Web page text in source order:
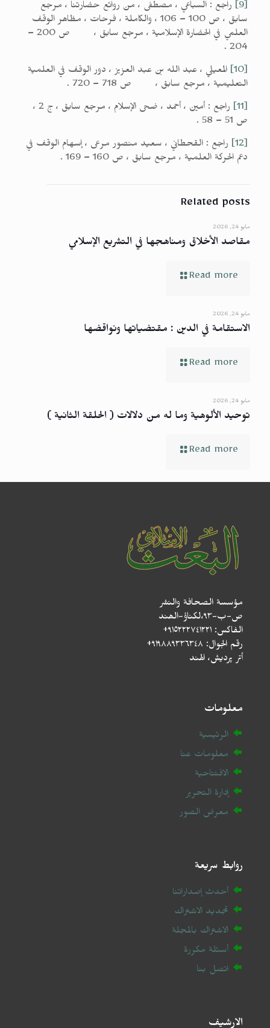
[9]
راجع : السباعي ، مصطفى ، من روائع حضارتنا ، مرجع
سابق ، ص 100 – 106 ، والكاملة ، فرحات ، مظاهر الوقف
العلمي في الحضارة الإسلامية ، مرجع سابق ، ص 200 –
204 .
[10]
المعيلي ، عبد الله بن عبد العزيز ، دور الوقف في العلمية
التعليمية ، مرجع سابق ، ص 718 – 720 .
[11]
راجع : أمين ، أحمد ، ضحى الإسلام ، مرجع سابق ، ج 2 ،
ص 51 – 58 .
[12]
راجع : القحطاني ، سعيد منصور مرعى ، إسهام الوقف في
دعم الحركة العلمية ، مرجع سابق ، ص 160 – 169 .
Related posts
مايو 24, 2026
مقاصد الأخلاق ومناهجها في التشريع الإسلامي
Read more
مايو 24, 2026
الاستقامة في الدين : مقتضياتها ونواقضها
Read more
مايو 24, 2026
توحيد الألوهية وما له من دلالات ( الحلقة الثانية )
Read more
مؤسسة الصحافة والنشر
ص-ب-۹۳،لکناؤ-الھند
الفاكس: ٩١٥٢٢٢٧٤١٢٢١+
رقم الجوال: ٩١٩٨٨٩٣٣٦٣٤٨+
أتر پردیش، الهند
معلومات
الرئيسية
معلومات عنا
الافتتاحية
إدارة التحرير
معرض الصور
روابط سريعة
أحدث إصداراتنا
تجديد الاشتراك
الاشتراك بالمجلة
أسئلة مكررة
اتصل بنا
الارشيف